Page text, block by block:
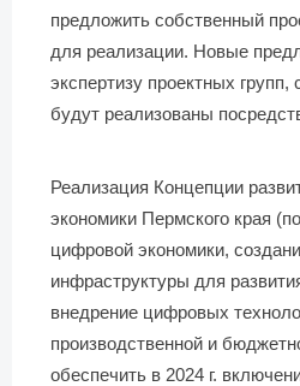
предложить собственный
для реализации. Новые
экспертизу проектных
будут реализованы
Реализация Концепции
экономики Пермского края
цифровой экономики,
инфраструктуры для
внедрение цифровых
производственной и
обеспечить в 2024 г.